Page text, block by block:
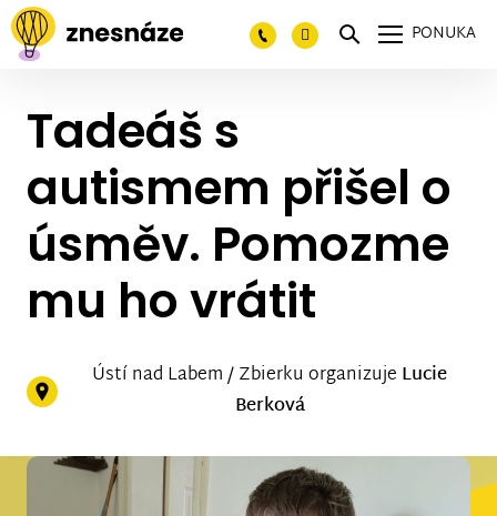
PONUKA
Tadeáš s
autismem přišel o
úsměv. Pomozme
mu ho vrátit
Ústí nad Labem / Zbierku organizuje Lucie
Berková